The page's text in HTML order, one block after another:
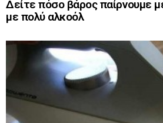
Δείτε πόσο βάρος παίρνουμε
με πολύ αλκοόλ